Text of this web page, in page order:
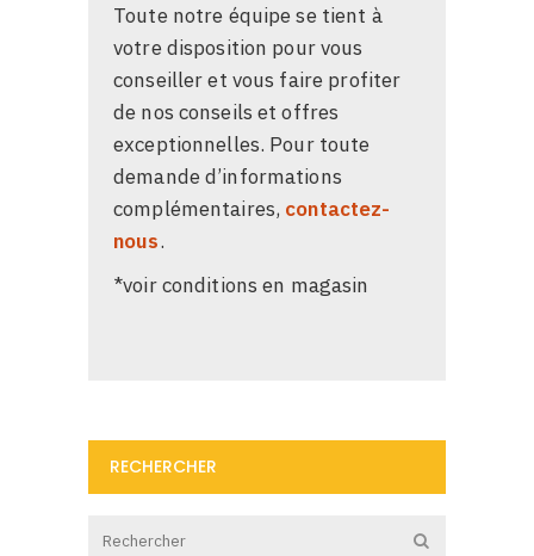
Toute notre équipe se tient à
votre disposition pour vous
conseiller et vous faire profiter
de nos conseils et offres
exceptionnelles. Pour toute
demande d’informations
complémentaires, contactez-
nous.
*voir conditions en magasin
RECHERCHER